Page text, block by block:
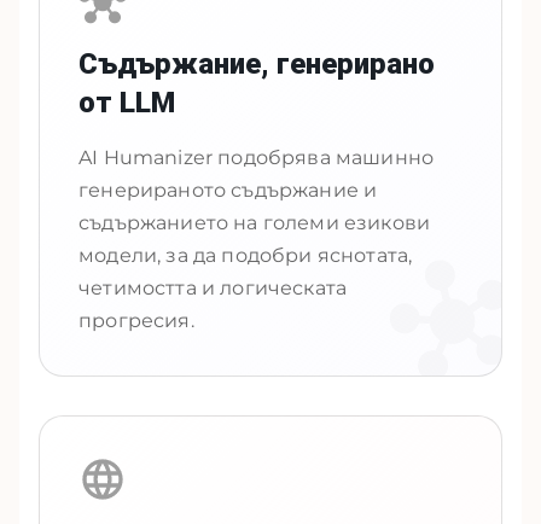
Съдържание, генерирано
от LLM
AI Humanizer подобрява машинно
генерираното съдържание и
съдържанието на големи езикови
модели, за да подобри яснотата,
четимостта и логическата
прогресия.